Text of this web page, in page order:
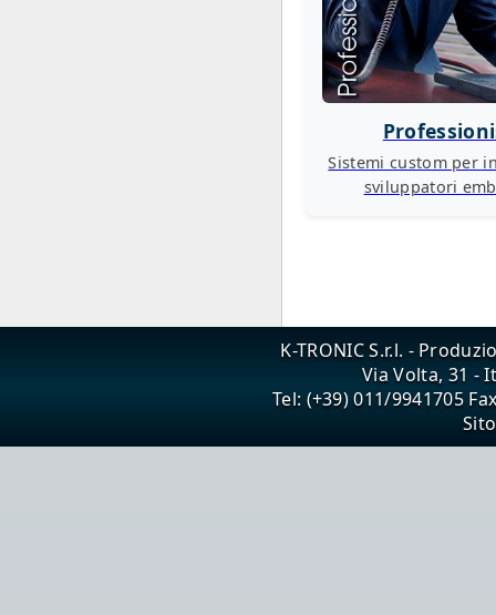
Sistemi custom per
sviluppatori
K-TRONIC S.r.l. -
Via Volta, 31 -
Tel: (+39) 011/9941705